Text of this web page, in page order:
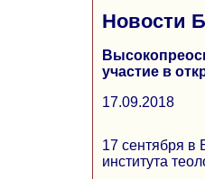
Новости
участие в
17.09.2018
17 сентября в
института